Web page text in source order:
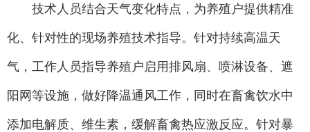
技术人员结合天气变化特点，为养殖户提供精准
化、针对性的现场养殖技术指导。针对持续高温天
气，工作人员指导养殖户启用排风扇、喷淋设备、遮
阳网等设施，做好降温通风工作，同时在畜禽饮水中
添加电解质、维生素，缓解畜禽热应激反应。针对暴